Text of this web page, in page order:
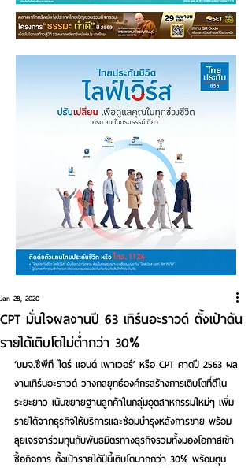
CPT มั่นใจผลงานปี 63 เทิร์นอะราวด์ ตั้งเป้าดัน
รายได้เติบโตไม่ต่ำกว่า 30%
Jan 28, 2020
‘บมจ.ซีพีที ไดร์ แอนด์ เพาเวอร์’ หรือ CPT คาดปี 2563 ผล
งานเทิร์นอะราวด์ วางกลยุทธ์องค์กรสร้างการเติบโตที่ดีใน
ระยะยาว เน้นขยายฐานลูกค้าในกลุ่มอุตสาหกรรมใหม่ๆ เพิ่ม
รายได้จากธุรกิจให้บริการและซ่อมบำรุงหลังการขาย พร้อม
ลุยเจรจาร่วมทุนกับพันธมิตรทางธุรกิจรวมทั้งมองโอกาสเข้า
ซื้อกิจการ ตั้งเป้ารายได้ปีนี้เติบโตมากกว่า 30% พร้อมตุน